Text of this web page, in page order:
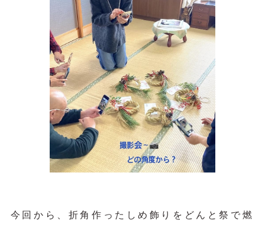
今回から、折角作ったしめ飾りをどんと祭で燃